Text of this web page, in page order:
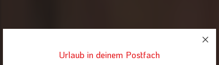
Urlaub in deinem Postfach